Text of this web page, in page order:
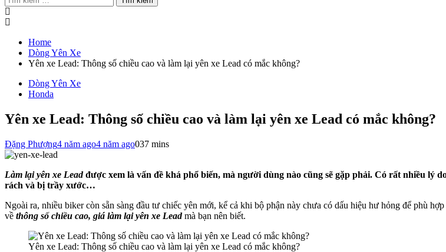
kiếm
cho:
Home
Dòng Yên Xe
Yên xe Lead: Thông số chiều cao và làm lại yên xe Lead có mắc không?
Dòng Yên Xe
Honda
Yên xe Lead: Thông số chiều cao và làm lại yên xe Lead có mắc không?
Đặng Phượng4 năm ago4 năm ago037 mins
Làm lại yên xe Leadđược xem là vấn đề khá phổ biến, mà người dùng nào cũng sẽ gặp phải. Có rất nhiều lý
rách và bị trầy xước…
Ngoài ra, nhiều biker còn sẵn sàng đầu tư chiếc yên mới, kể cả khi bộ phận này chưa có dấu hiệu hư hỏng để phù
về thông số chiều cao, giá làm lại yên xe Leadmà bạn nên biết.
Yên xe Lead: Thông số chiều cao và làm lại yên xe Lead có mắc không?